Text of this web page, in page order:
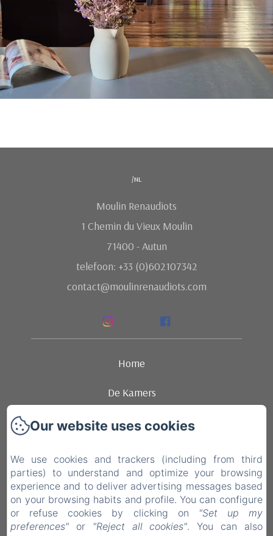
/nl
Moulin Renaudiots
1 Chemin du Vieux Moulin
71400 - Autun
telefoon: +33 (0)602107342
contact@moulinrenaudiots.com
Home
De Kamers
Ambience
Contact
Wettelijke informatie
Our website uses cookies
We use cookies and trackers (including from third
parties) to understand and optimize your browsing
experience and to deliver advertising messages based
on your browsing habits and profile. You can configure
or refuse cookies by clicking on
"Set up my
preferences" or "Reject all cookies". You can also